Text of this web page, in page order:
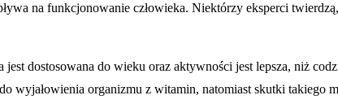
na funkcjonowanie człowieka. Niektórzy eksperci
dostosowana do wieku oraz aktywności jest lepsza, niż
wyjałowienia organizmu z witamin, natomiast skutki takiego